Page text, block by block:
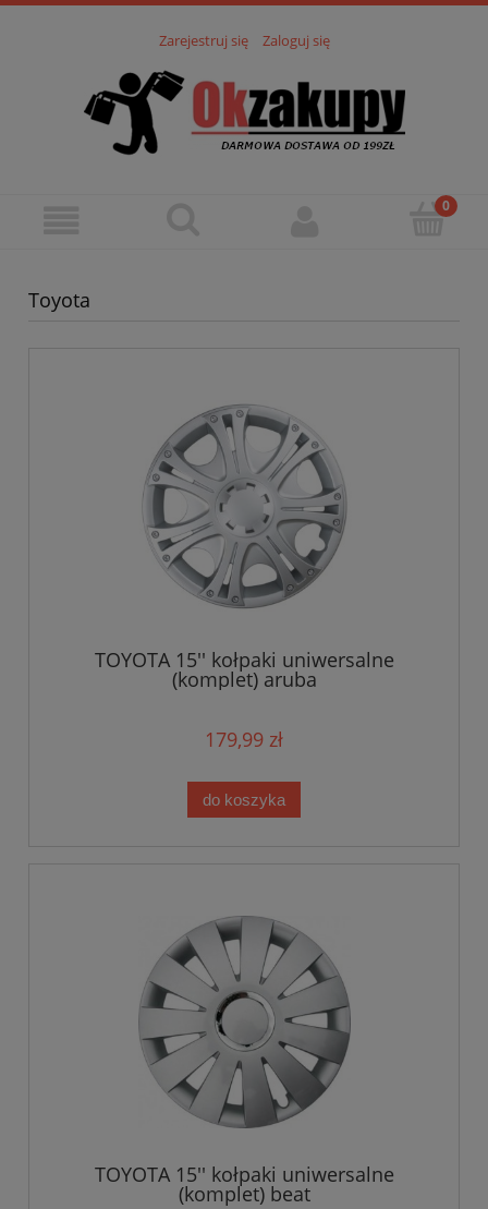
Zarejestruj się Zaloguj się
Toyota
TOYOTA 15'' kołpaki uniwersalne
(komplet) aruba
179,99 zł
do koszyka
TOYOTA 15'' kołpaki uniwersalne
(komplet) beat